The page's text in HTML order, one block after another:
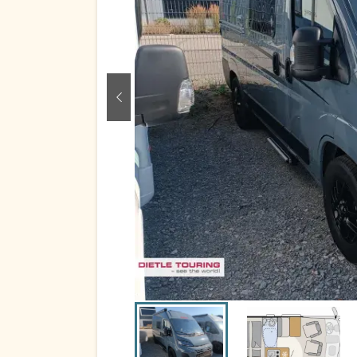
zurück